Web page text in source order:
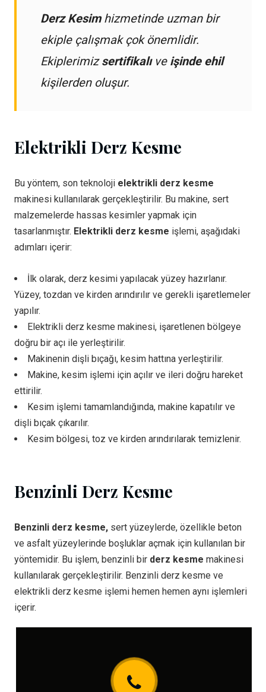
Derz Kesimhizmetinde uzman bir
ekiple çalışmak çok önemlidir.
Ekiplerimizsertifikalıve işinde ehil
kişilerden oluşur.
Elektrikli Derz Kesme
Bu yöntem, son teknoloji elektrikli derz kesme
makinesi kullanılarak gerçekleştirilir. Bu makine, sert
malzemelerde hassas kesimler yapmak için
tasarlanmıştır. Elektrikli derz kesme işlemi, aşağıdaki
adımları içerir:
İlk olarak, derz kesimi yapılacak yüzey hazırlanır.
Yüzey, tozdan ve kirden arındırılır ve gerekli işaretlemeler
yapılır.
Elektrikli derz kesme makinesi, işaretlenen bölgeye
doğru bir açı ile yerleştirilir.
Makinenin dişli bıçağı, kesim hattına yerleştirilir.
Makine, kesim işlemi için açılır ve ileri doğru hareket
ettirilir.
Kesim işlemi tamamlandığında, makine kapatılır ve
dişli bıçak çıkarılır.
Kesim bölgesi, toz ve kirden arındırılarak temizlenir.
Benzinli Derz Kesme
Benzinli derz kesme, sert yüzeylerde, özellikle beton
ve asfalt yüzeylerinde boşluklar açmak için kullanılan bir
yöntemidir. Bu işlem, benzinli bir derz kesme makinesi
kullanılarak gerçekleştirilir. Benzinli derz kesme ve
elektrikli derz kesme işlemi hemen hemen aynı işlemleri
içerir.